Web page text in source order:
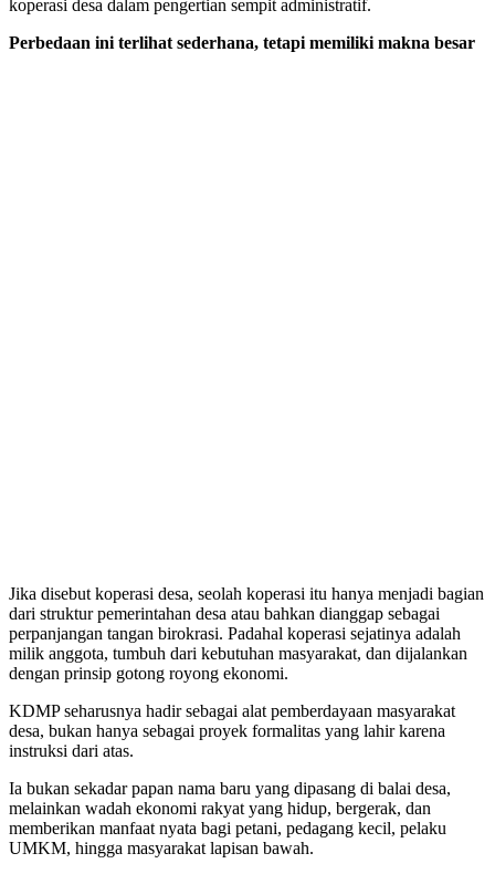
koperasi desa dalam pengertian sempit administratif.
Perbedaan ini terlihat sederhana, tetapi memiliki makna besar
Jika disebut koperasi desa, seolah koperasi itu hanya menjadi bagian
dari struktur pemerintahan desa atau bahkan dianggap sebagai
perpanjangan tangan birokrasi. Padahal koperasi sejatinya adalah
milik anggota, tumbuh dari kebutuhan masyarakat, dan dijalankan
dengan prinsip gotong royong ekonomi.
KDMP seharusnya hadir sebagai alat pemberdayaan masyarakat
desa, bukan hanya sebagai proyek formalitas yang lahir karena
instruksi dari atas.
Ia bukan sekadar papan nama baru yang dipasang di balai desa,
melainkan wadah ekonomi rakyat yang hidup, bergerak, dan
memberikan manfaat nyata bagi petani, pedagang kecil, pelaku
UMKM, hingga masyarakat lapisan bawah.